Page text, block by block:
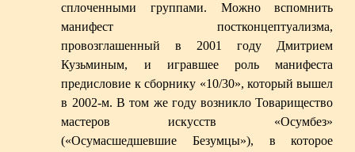
сплоченными группами. Можно вспомнить
манифест постконцептуализма,
провозглашенный в 2001 году Дмитрием
Кузьминым, и игравшее роль манифеста
предисловие к сборнику «10/30», который вышел
в 2002-м. В том же году возникло Товарищество
мастеров искусств «Осумбез»
(«Осумасшедшевшие Безумцы»), в которое